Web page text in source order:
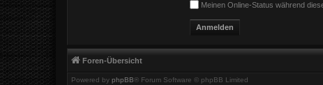
Meinen Online-Status während
Foren-Übersicht
Powered by phpBB® Forum Software © phpBB Limited